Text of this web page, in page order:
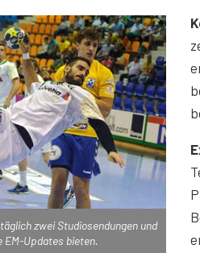
zwei Studiosendungen und
EM-Updates bieten.